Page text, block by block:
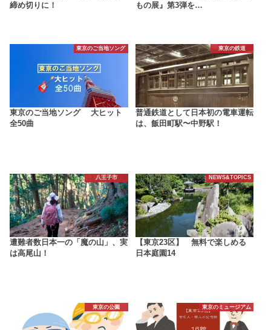
締め切りに！
もの展』第3弾を…
東京のご当地ソング
東京のご当地ソング 大ヒット
全50曲
東京の鉄道
普通鉄道として日本初の電車運転
は、飯田町駅〜中野駅！
八王子市
遭難者数日本一の「魔の山」、実
は高尾山！
NEWS&TOPICS
【東京23区】 無料で楽しめる
日本庭園14
東京の公園 東京のミュージアム